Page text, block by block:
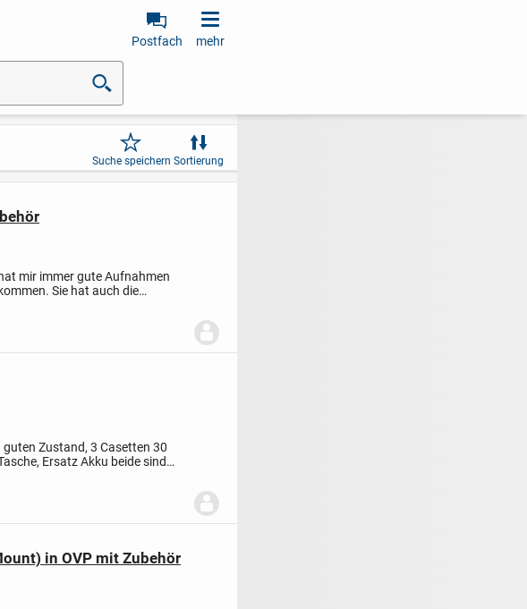
Postfach mehr
Suche speichern Sortierung
mir immer gute Aufnahmen
Sie hat auch die
Zustand, 3 Casetten 30
für Netzadapter bei
in OVP mit Zubehör